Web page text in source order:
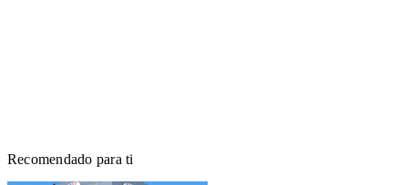
Recomendado para ti